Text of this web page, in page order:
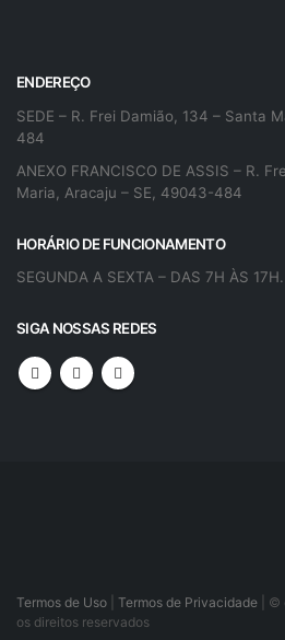
ENDEREÇO
SEDE – R. Frei Damião, 134 – Santa
484
ANEXO FRANCISCO DE ASSIS – R.
Maria, Aracaju – SE, 49043-484
HORÁRIO DE FUNCIONAMENTO
SEGUNDA A SEXTA – DAS 7H ÀS 17H.
SIGA NOSSAS REDES
Termos de Uso Termos de Privacidade | ©
os direitos reservados